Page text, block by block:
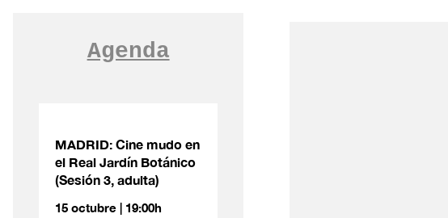
Agenda
MADRID: Cine mudo en
el Real Jardín Botánico
(Sesión 3, adulta)
15 octubre | 19:00h